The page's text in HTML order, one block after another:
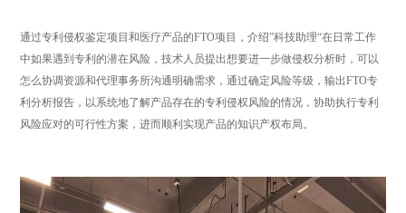
通过专利侵权鉴定项目和医疗产品的FTO项目，介绍”科技助理“在日常工作
中如果遇到专利的潜在风险，技术人员提出想要进一步做侵权分析时，可以
怎么协调资源和代理事务所沟通明确需求，通过确定风险等级，输出FTO专
利分析报告，以系统地了解产品存在的专利侵权风险的情况，协助执行专利
风险应对的可行性方案，进而顺利实现产品的知识产权布局。